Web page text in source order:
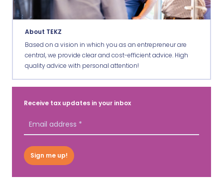
About TEKZ
Based on a vision in which you as an entrepreneur are
central, we provide clear and cost-efficient advice. High
quality advice with personal attention!
Receive tax updates in your inbox
Sign me up!